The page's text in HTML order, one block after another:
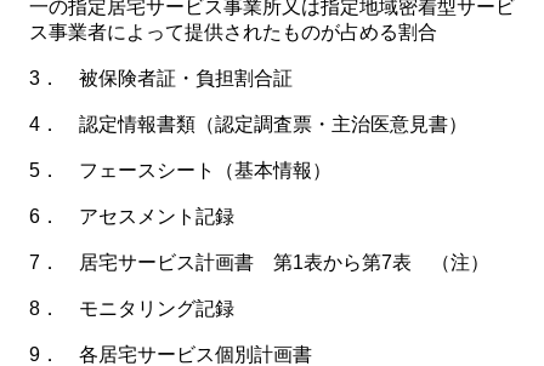
一の指定居宅サービス事業所又は指定地域密着型サービ
ス事業者によって提供されたものが占める割合
3． 被保険者証・負担割合証
4． 認定情報書類（認定調査票・主治医意見書）
5． フェースシート（基本情報）
6． アセスメント記録
7． 居宅サービス計画書 第1表から第7表 （注）
8． モニタリング記録
9． 各居宅サービス個別計画書